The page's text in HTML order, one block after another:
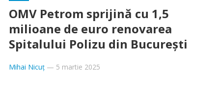
OMV Petrom sprijină cu 1,5
milioane de euro renovarea
Spitalului Polizu din București
Mihai Nicuț— 5 martie 2025